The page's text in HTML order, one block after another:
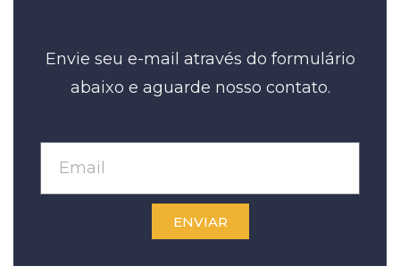
Envie seu e-mail através do formulário
abaixo e aguarde nosso contato.
ENVIAR